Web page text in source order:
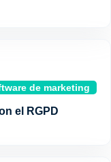
de marketing
el RGPD